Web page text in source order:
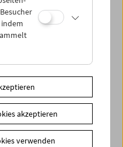
akzeptieren
verwenden